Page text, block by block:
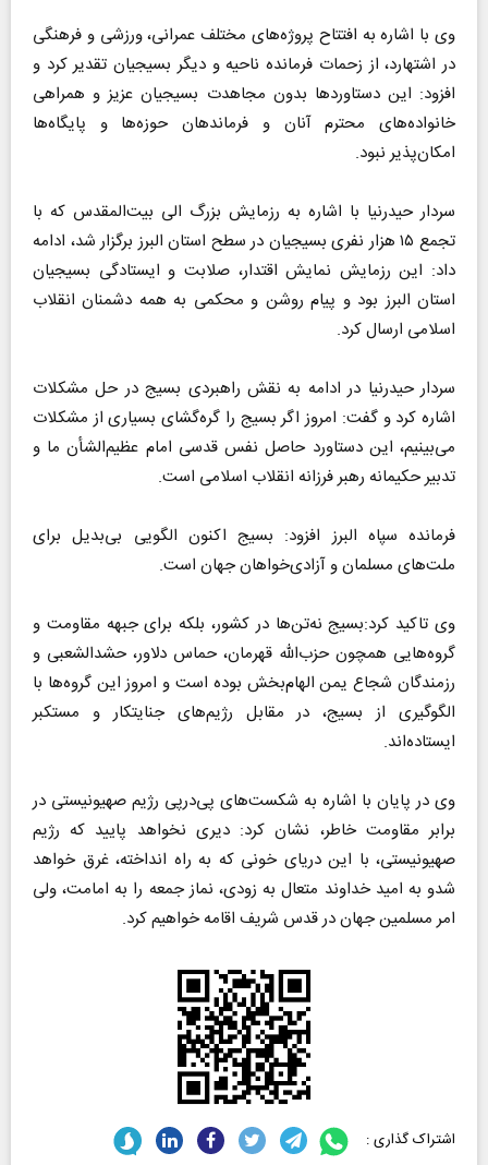
وی با اشاره به افتتاح پروژه‌های مختلف عمرانی، ورزشی و فرهنگی
در اشتهارد، از زحمات فرمانده ناحیه و دیگر بسیجیان تقدیر کرد و
افزود: این دستاورد‌ها بدون مجاهدت بسیجیان عزیز و همراهی
خانواده‌های محترم آنان و فرماندهان حوزه‌ها و پایگاه‌ها
امکان‌پذیر نبود.
سردار حیدرنیا با اشاره به رزمایش بزرگ الی بیت‌المقدس که با
تجمع ۱۵ هزار نفری بسیجیان در سطح استان البرز برگزار شد، ادامه
داد: این رزمایش نمایش اقتدار، صلابت و ایستادگی بسیجیان
استان البرز بود و پیام روشن و محکمی به همه دشمنان انقلاب
اسلامی ارسال کرد.
سردار حیدرنیا در ادامه به نقش راهبردی بسیج در حل مشکلات
اشاره کرد و گفت: امروز اگر بسیج را گره‌گشای بسیاری از مشکلات
می‌بینیم، این دستاورد حاصل نفس قدسی امام عظیم‌الشأن ما و
تدبیر حکیمانه رهبر فرزانه انقلاب اسلامی است.
فرمانده سپاه البرز افزود: بسیج اکنون الگویی بی‌بدیل برای
ملت‌های مسلمان و آزادی‌خواهان جهان است.
وی تاکید کرد:بسیج نه‌تن‌ها در کشور، بلکه برای جبهه مقاومت و
گروه‌هایی همچون حزب‌الله قهرمان، حماس دلاور، حشدالشعبی و
رزمندگان شجاع یمن الهام‌بخش بوده است و امروز این گروه‌ها با
الگوگیری از بسیج، در مقابل رژیم‌های جنایتکار و مستکبر
ایستاده‌اند.
وی در پایان با اشاره به شکست‌های پی‌درپی رژیم صهیونیستی در
برابر مقاومت خاطر، نشان کرد: دیری نخواهد پایید که رژیم
صهیونیستی، با این دریای خونی که به راه انداخته، غرق خواهد
شدو به امید خداوند متعال به زودی، نماز جمعه را به امامت، ولی
امر مسلمین جهان در قدس شریف اقامه خواهیم کرد.
اشتراک گذاری :